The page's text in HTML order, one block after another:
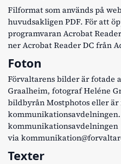
Filformat som används på
huvudsakligen PDF. För att
programvaran Acrobat
ner Acrobat Reader DC från
Foton
Förvaltarens bilder är fotade
Graalheim, fotograf Heléne
bildbyrån Mostphotos eller är
kommunikationsavdelningen
via
Texter